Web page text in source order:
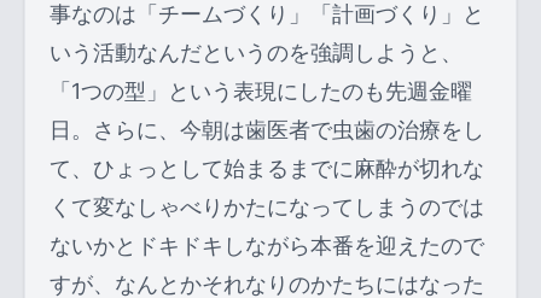
事なのは「チームづくり」「計画づくり」と
いう活動なんだというのを強調しようと、
「1つの型」という表現にしたのも先週金曜
日。さらに、今朝は歯医者で虫歯の治療をし
て、ひょっとして始まるまでに麻酔が切れな
くて変なしゃべりかたになってしまうのでは
ないかとドキドキしながら本番を迎えたので
すが、なんとかそれなりのかたちにはなった